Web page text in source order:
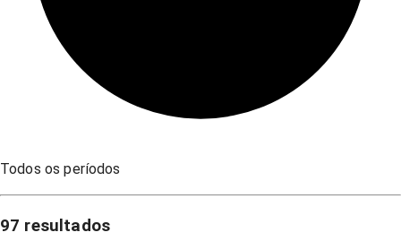
Todos os períodos
97 resultados